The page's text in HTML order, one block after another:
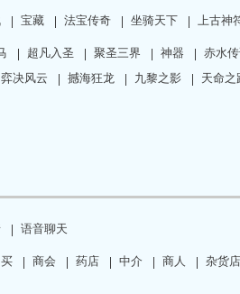
宝藏 法宝传奇 坐骑天下 上古神
超凡入圣 聚圣三界 神器 赤水
弈决风云 撼海狂龙 九黎之影 天命之
语音聊天
商会 药店 中介 商人 杂货店